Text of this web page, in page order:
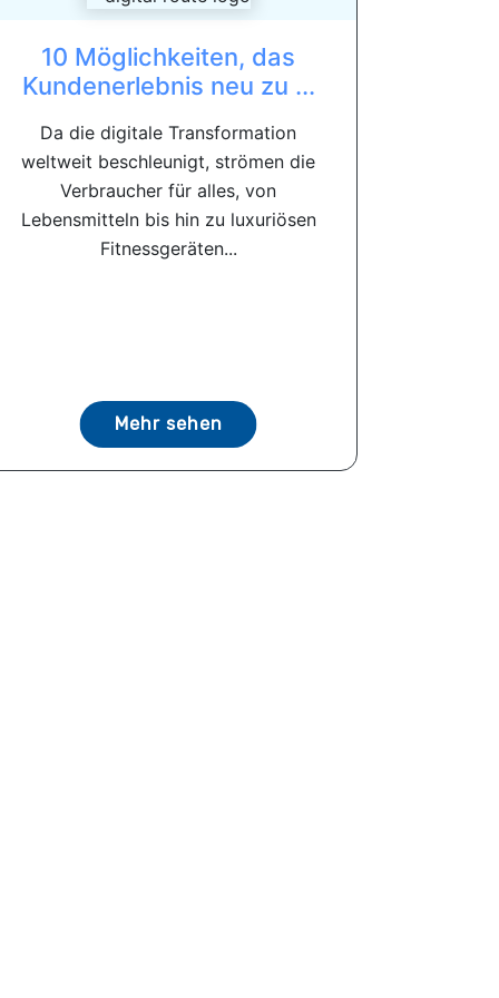
10 Möglichkeiten, das
Kundenerlebnis neu zu ...
Da die digitale Transformation
weltweit beschleunigt, strömen die
Verbraucher für alles, von
Lebensmitteln bis hin zu luxuriösen
Fitnessgeräten...
Mehr sehen